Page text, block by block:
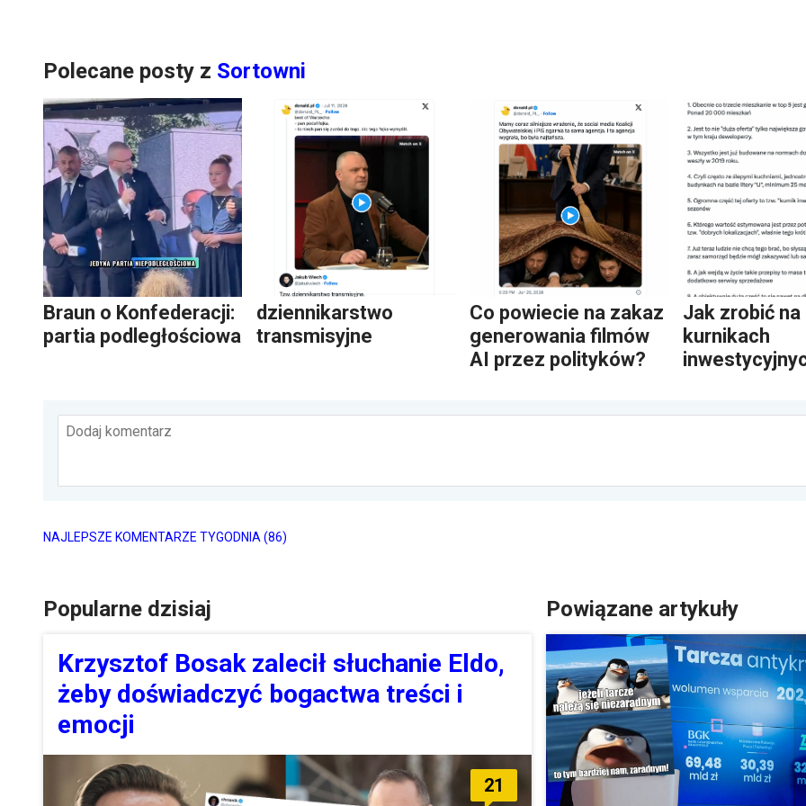
Polecane posty z Sortowni
Braun o Konfederacji:
partia podległościowa
dziennikarstwo
transmisyjne
Co powiecie na zakaz
generowania filmów
AI przez polityków?
Jak zrobić na
kurnikach
Dodaj komentarz
NAJLEPSZE KOMENTARZE TYGODNIA(86)
Popularne dzisiaj
Krzysztof Bosak zalecił słuchanie Eldo,
żeby doświadczyć bogactwa treści i
emocji
21
Powiązane artykuły